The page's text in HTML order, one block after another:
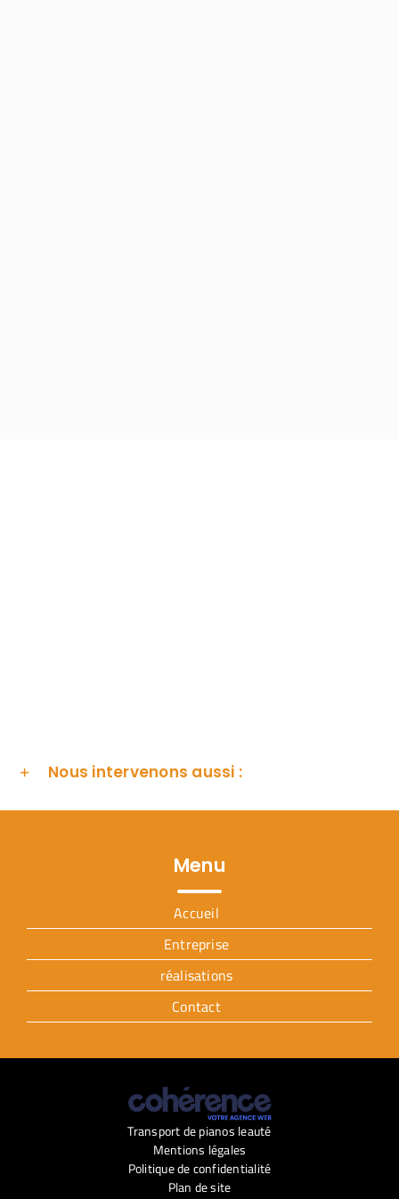
Nous intervenons aussi :
Menu
Accueil
Entreprise
réalisations
Contact
Transport de pianos leauté
Mentions légales
Politique de confidentialité
Plan de site